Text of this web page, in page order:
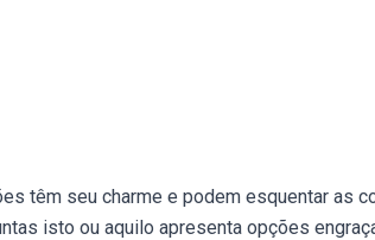
têm seu charme e podem esquentar as
isto ou aquilo apresenta opções